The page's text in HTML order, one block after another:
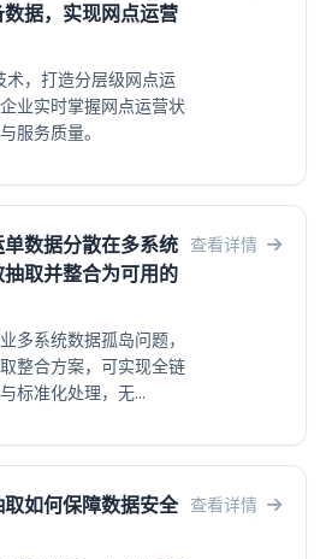
据，实现网点运营
术，打造分层级网点运
业实时掌握网点运营状
服务质量。
数据分散在多系统
取并整合为可用的
多系统数据孤岛问题，
整合方案，可实现全链
标准化处理，无...
查看详情
如何保障数据安全
查看详情